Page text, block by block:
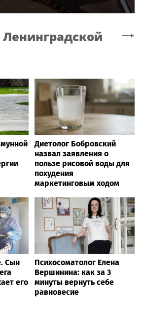
Ленинградской
Диетолог Бобровский
назвал заявления о
пользе рисовой воды для
похудения
маркетинговым ходом
Сын
его
Психосоматолог Елена
Вершинина: как за 3
минуты вернуть себе
равновесие